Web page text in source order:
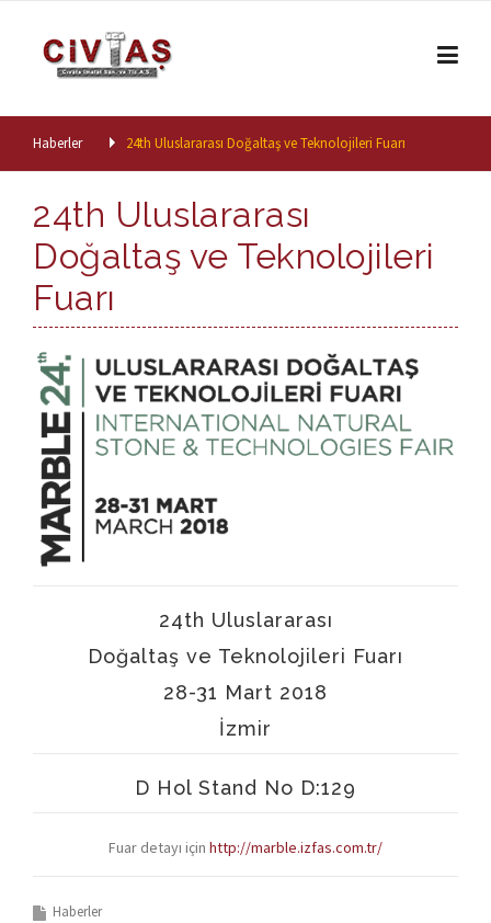
Haberler 24th Uluslararası Doğaltaş ve Teknolojileri Fuarı
24th Uluslararası
Doğaltaş ve Teknolojileri
Fuarı
24th Uluslararası
Doğaltaş ve Teknolojileri Fuarı
28-31 Mart 2018
İzmir
D Hol Stand No D:129
Fuar detayı için http://marble.izfas.com.tr/
Haberler